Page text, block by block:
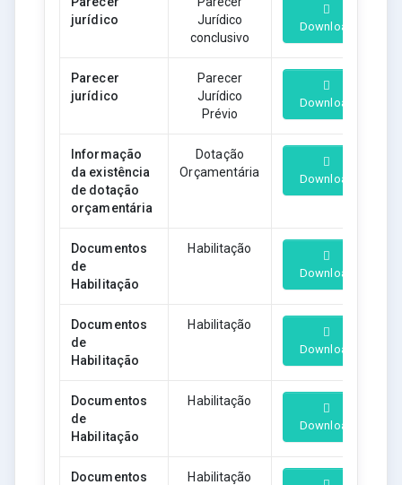
jurídico
Jurídico
conclusivo
Download
Parecer
jurídico
Parecer
Jurídico
Prévio
Download
Informação
da existência
de dotação
orçamentária
Dotação
Orçamentária
Download
Documentos
de
Habilitação
Habilitação
Download
Documentos
de
Habilitação
Habilitação
Download
Documentos
de
Habilitação
Habilitação
Download
Documentos
Habilitação